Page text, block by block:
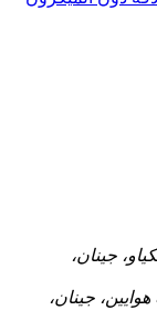
جينان،
جينان،